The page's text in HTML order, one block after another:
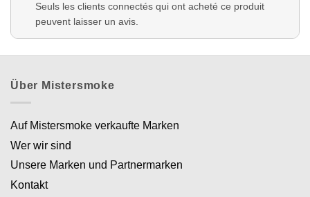
Seuls les clients connectés qui ont acheté ce produit
peuvent laisser un avis.
Über Mistersmoke
Auf Mistersmoke verkaufte Marken
Wer wir sind
Unsere Marken und Partnermarken
Kontakt